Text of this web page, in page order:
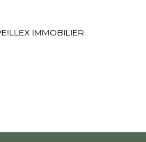
IMMOBILIER.